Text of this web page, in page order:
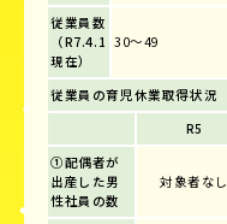
従業員数
（R7.4.1
現在）
30～49
従業員の育児休業取得状況
R5
①配偶者が
出産した男
性社員の数
対象者なし